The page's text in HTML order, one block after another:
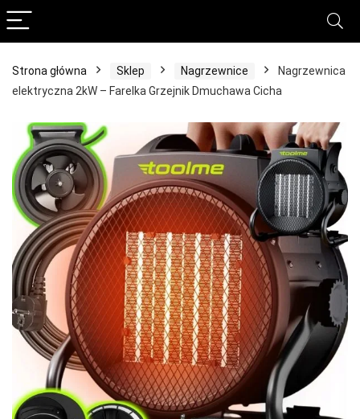
Strona główna Sklep Nagrzewnice
Nagrzewnica
elektryczna 2kW – Farelka Grzejnik Dmuchawa Cicha